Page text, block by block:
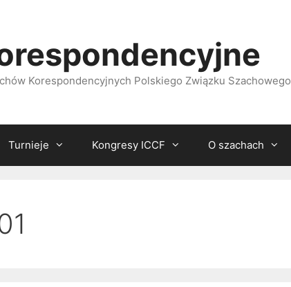
Korespondencyjnych Polskiego Związku Szachowego
Turnieje Kongresy ICCF O szachach